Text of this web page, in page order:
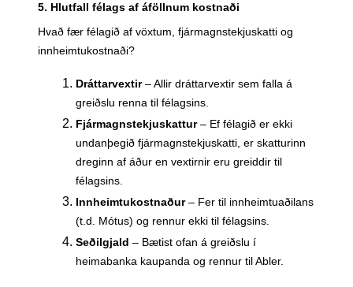
5. Hlutfall félags af áföllnum kostnaði
Hvað fær félagið af vöxtum, fjármagnstekjuskatti og
innheimtukostnaði?
Dráttarvextir– Allir dráttarvextir sem falla á
greiðslu renna til félagsins.
Fjármagnstekjuskattur– Ef félagið er ekki
undanþegið fjármagnstekjuskatti, er skatturinn
dreginn af áður en vextirnir eru greiddir til
félagsins.
Innheimtukostnaður– Fer til innheimtuaðilans
(t.d. Mótus) og rennur ekki til félagsins.
Seðilgjald – Bætist ofan á greiðslu í
heimabanka kaupanda og rennur til Abler.